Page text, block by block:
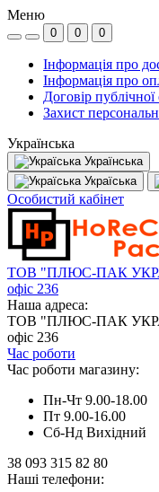
Меню
0 0 0
Інформація про
Інформація про
Договір
Захист
Українська
Українська
Україська
Особистий кабінет
ТОВ "ПЛЮС-ПАК
офіс 236
Наша адреса:
ТОВ "ПЛЮС-ПАК
офіс 236
Час роботи
Час роботи магазину:
Пн-Чт 9.00-18.00
Пт 9.00-16.00
Сб-Нд Вихідний
38 093 315 82 80
Наші телефони: